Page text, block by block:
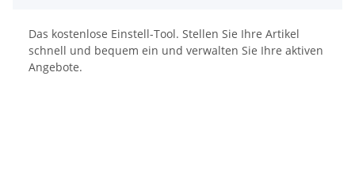
Das kostenlose Einstell-Tool. Stellen Sie Ihre Artikel
schnell und bequem ein und verwalten Sie Ihre aktiven
Angebote.